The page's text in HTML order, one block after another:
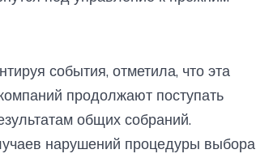
события, отметила, что эта
продолжают поступать
общих собраний.
нарушений процедуры выбора